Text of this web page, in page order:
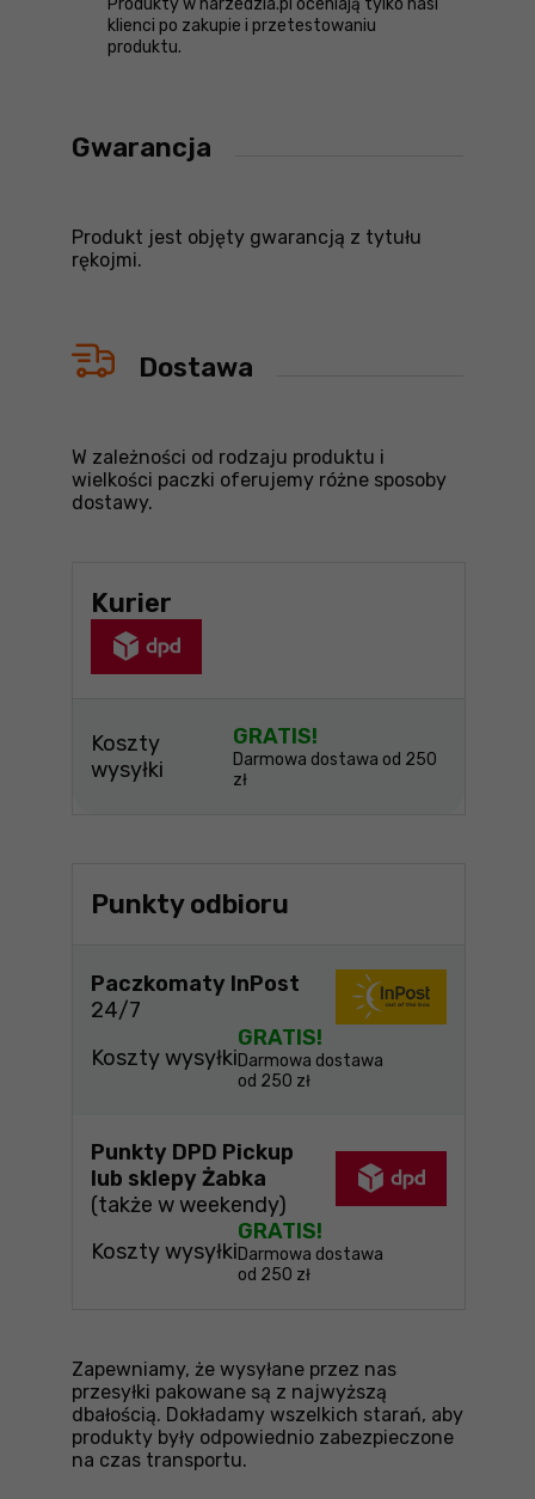
Produkty w narzedzia.pl oceniają tylko nasi
klienci po zakupie i przetestowaniu
produktu.
Gwarancja
Produkt jest objęty gwarancją z tytułu
rękojmi.
Dostawa
W zależności od rodzaju produktu i
wielkości paczki oferujemy różne sposoby
dostawy.
Kurier
Koszty
wysyłki
GRATIS!
Darmowa dostawa od 250
zł
Punkty odbioru
Paczkomaty InPost
24/7
Koszty wysyłki
GRATIS!
Darmowa dostawa
od 250 zł
Punkty DPD Pickup
lub sklepy Żabka
(także w weekendy)
Koszty wysyłki
GRATIS!
Darmowa dostawa
od 250 zł
Zapewniamy, że wysyłane przez nas
przesyłki pakowane są z najwyższą
dbałością. Dokładamy wszelkich starań, aby
produkty były odpowiednio zabezpieczone
na czas transportu.